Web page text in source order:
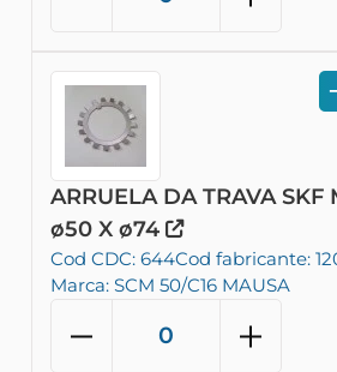
ARRUELA DA TRAVA SKF
ø50 X ø74
Cod CDC: 644Cod fabricante:
Marca: SCM 50/C16 MAUSA